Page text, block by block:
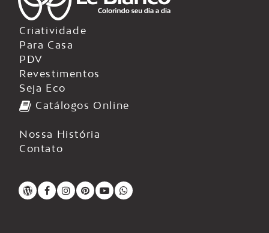
Criatividade
Para Casa
PDV
Revestimentos
Seja Eco
Catálogos Online
Nossa História
Contato